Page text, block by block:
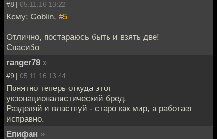
#8 | 05.11.16 13:22
Кому: Goblin, #5
Отлично, постараюсь быть и взять две!
Спасибо
ranger78 »
#9 | 05.11.16 13:44
Понятно теперь откуда этот
укронационалистический бред.
Разделяй и властвуй - старо как мир, а работает
исправно.
Епифан »